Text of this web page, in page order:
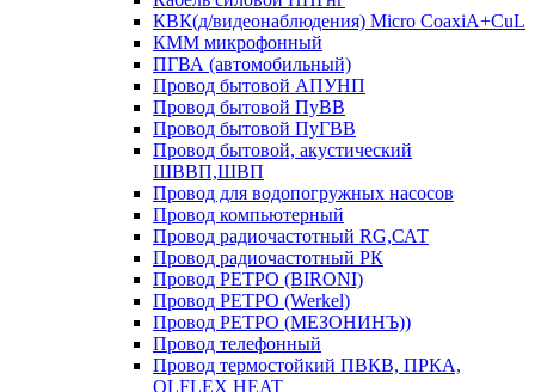
КВК(д/видеонаблюдения) Micro CoaxiA+CuL
КММ микрофонный
ПГВА (автомобильный)
Провод бытовой АПУНП
Провод бытовой ПуВВ
Провод бытовой ПуГВВ
Провод бытовой, акустический
ШВВП,ШВП
Провод для водопогружных насосов
Провод компьютерный
Провод радиочастотный RG,САТ
Провод радиочастотный РК
Провод РЕТРО (BIRONI)
Провод РЕТРО (Werkel)
Провод РЕТРО (МЕЗОНИНЪ))
Провод телефонный
Провод термостойкий ПВКВ, ПРКА,
OLFLEX HEAT